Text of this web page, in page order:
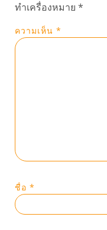
ทำเครื่องหมาย *
ความเห็น *
ชื่อ *